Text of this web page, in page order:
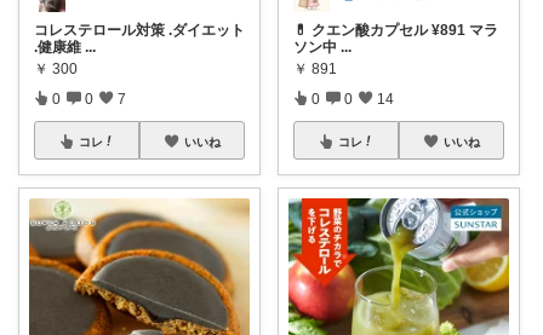
コレステロール対策 .ダイエット
.健康維 ...
￥ 300
0 0 7
コレ いいね
💊 クエン酸カプセル ¥891 マラ
ソン中 ...
￥ 891
0 0 14
コレ いいね